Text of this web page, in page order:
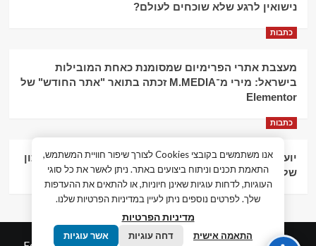
נישואין לרגע שלא שוכחים לעולם?
כתבות
מעצבת אתרי הפרימיום שמסומנת כאחת המובילות
בישראל: מירי מ־M.MEDIA זכתה בתואר "אתר החודש" של
Elementor
כתבות
יועץ עסקי וליווי פיננסי – הדרך לצמיחה כלכלית וניהול נכון
של העסק
אנו משתמשים בקובצי Cookies לצורך שיפור חוויית המשתמש,
התאמת תכנים וניתוח ביצועים באתר. ניתן לאשר את כל סוגי
העוגיות, לדחות עוגיות שאינן חיוניות, או להתאים את ההעדפות
שלך. לפרטים נוספים ניתן לעיין במדיניות הפרטיות שלנו.
מדיניות הפרטיות
התאמה אישית דחה עוגיות אשר עוגיות